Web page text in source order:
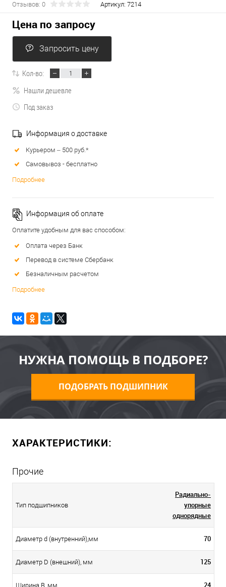
Отзывов: 0 Артикул: 7214
Цена по запросу
Запросить цену
Кол-во:
Нашли дешевле
Под заказ
Информация о доставке
Курьером – 500 руб.*
Самовывоз - бесплатно
Подробнее
Информация об оплате
Оплатите удобным для вас способом:
Оплата через Банк
Перевод в системе Сбербанк
Безналичным расчетом
Подробнее
НУЖНА ПОМОЩЬ В ПОДБОРЕ?
ПОДОБРАТЬ ПОДШИПНИК
ХАРАКТЕРИСТИКИ:
Прочие
Тип подшипников
Радиально-
упорные
однорядные
Диаметр d (внутренний),мм 70
Диаметр D (внешний), мм 125
Ширина B, мм 24